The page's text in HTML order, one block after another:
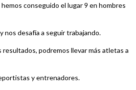
conseguido el lugar 9 en hombres
nos desafía a seguir trabajando.
resultados, podremos llevar más atletas a
y entrenadores.